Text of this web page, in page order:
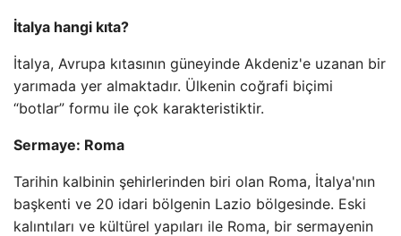
İtalya hangi kıta?
İtalya, Avrupa kıtasının güneyinde Akdeniz'e uzanan bir
yarımada yer almaktadır. Ülkenin coğrafi biçimi
“botlar” formu ile çok karakteristiktir.
Sermaye: Roma
Tarihin kalbinin şehirlerinden biri olan Roma, İtalya'nın
başkenti ve 20 idari bölgenin Lazio bölgesinde. Eski
kalıntıları ve kültürel yapıları ile Roma, bir sermayenin